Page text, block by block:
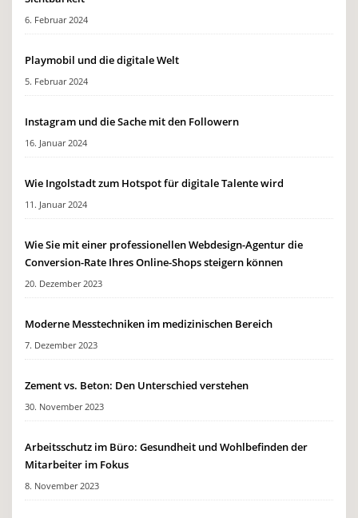
6. Februar 2024
Playmobil und die digitale Welt
5. Februar 2024
Instagram und die Sache mit den Followern
16. Januar 2024
Wie Ingolstadt zum Hotspot für digitale Talente wird
11. Januar 2024
Wie Sie mit einer professionellen Webdesign-Agentur die
Conversion-Rate Ihres Online-Shops steigern können
20. Dezember 2023
Moderne Messtechniken im medizinischen Bereich
7. Dezember 2023
Zement vs. Beton: Den Unterschied verstehen
30. November 2023
Arbeitsschutz im Büro: Gesundheit und Wohlbefinden der
Mitarbeiter im Fokus
8. November 2023